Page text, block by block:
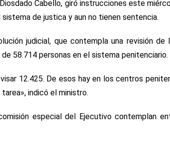
Cabello, giró instrucciones este
de justica y aun no tienen sentencia.
judicial, que contempla una revisión
58.714 personas en el sistema penitenciario.
12.425. De esos hay en los centros
indicó el ministro.
especial del Ejecutivo contemplan